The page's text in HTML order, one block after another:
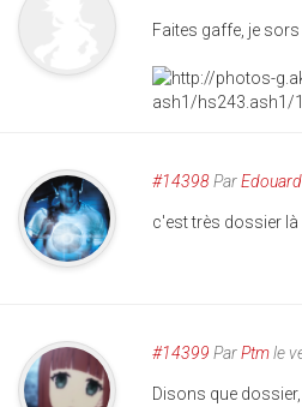
Faites gaffe, je
#14398ParEdouard
c'est très dossier là
#14399 ParPtmle
Disons que